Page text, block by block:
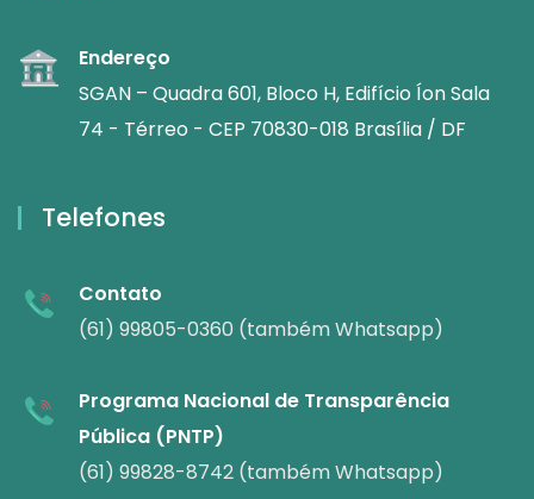
Endereço
SGAN – Quadra 601, Bloco H, Edifício Íon Sala
74 - Térreo - CEP 70830-018 Brasília / DF
Telefones
Contato
(61) 99805-0360 (também Whatsapp)
Programa Nacional de Transparência
Pública (PNTP)
(61) 99828-8742 (também Whatsapp)